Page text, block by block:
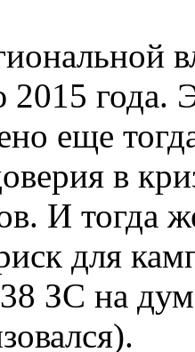
года.
еще
в
И тогда
для
ЗС на